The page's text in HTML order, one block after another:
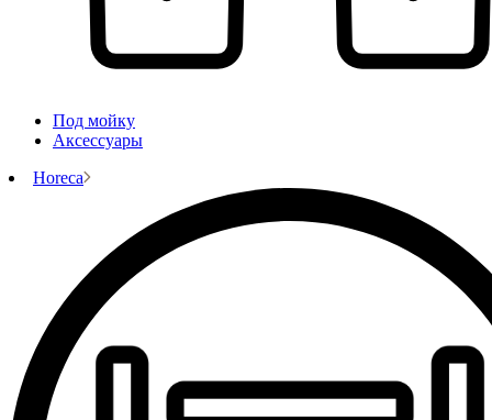
Под мойку
Аксессуары
Horeca